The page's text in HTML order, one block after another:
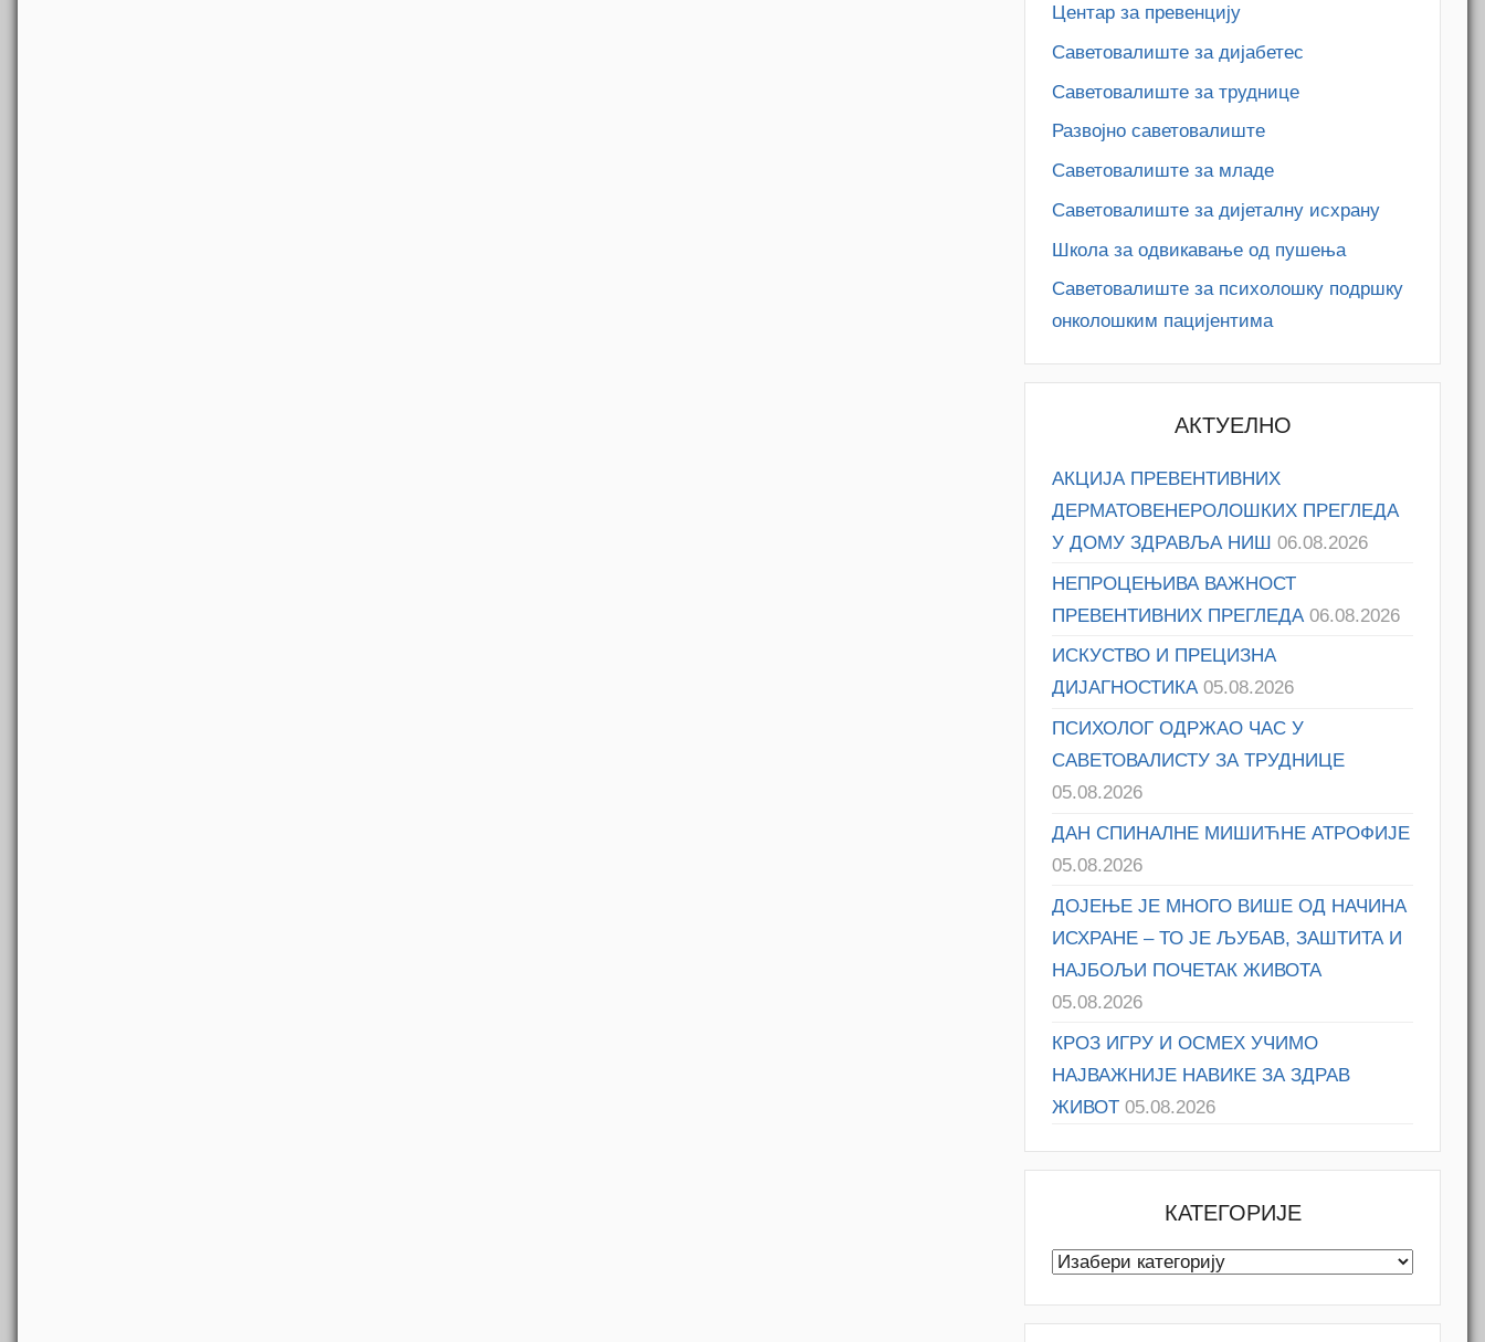
Центар за превенцију
Саветовалиште за дијабетес
Саветовалиште за труднице
Развојно саветовалиште
Саветовалиште за младе
Саветовалиште за дијеталну исхрану
Школа за одвикавање од пушења
Саветовалиште за психолошку подршку
онколошким пацијентима
АКТУЕЛНО
АКЦИЈА ПРЕВЕНТИВНИХ
ДЕРМАТОВЕНЕРОЛОШКИХ ПРЕГЛЕДА
У ДОМУ ЗДРАВЉА НИШ 06.08.2026
НЕПРОЦЕЊИВА ВАЖНОСТ
ПРЕВЕНТИВНИХ ПРЕГЛЕДА 06.08.2026
ИСКУСТВО И ПРЕЦИЗНА
ДИЈАГНОСТИКА 05.08.2026
ПСИХОЛОГ ОДРЖАО ЧАС У
САВЕТОВАЛИСТУ ЗА ТРУДНИЦЕ
05.08.2026
ДАН СПИНАЛНЕ МИШИЋНЕ АТРОФИЈЕ
05.08.2026
ДОЈЕЊЕ ЈЕ МНОГО ВИШЕ ОД НАЧИНА
ИСХРАНЕ – ТО ЈЕ ЉУБАВ, ЗАШТИТА И
НАЈБОЉИ ПОЧЕТАК ЖИВОТА
05.08.2026
КРОЗ ИГРУ И ОСМЕХ УЧИМО
НАЈВАЖНИЈЕ НАВИКЕ ЗА ЗДРАВ
ЖИВОТ 05.08.2026
КАТЕГОРИЈЕ
К
т